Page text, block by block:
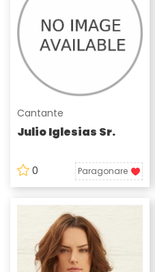
Cantante
Julio Iglesias Sr.
0 Paragonare